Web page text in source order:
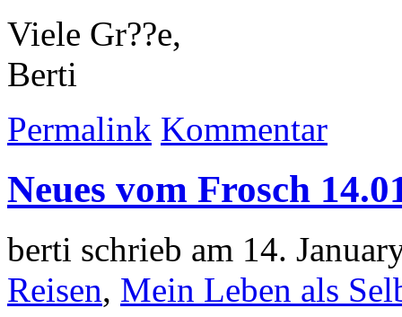
Viele Gr??e,
Berti
Permalink Kommentar
Neues vom Frosch
berti schrieb am 14.
Reisen, Mein Leben als